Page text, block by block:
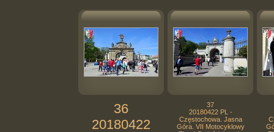
36
20180422
37
20180422 PL -
Częstochowa. Jasna
Góra. VII Motocyklowy